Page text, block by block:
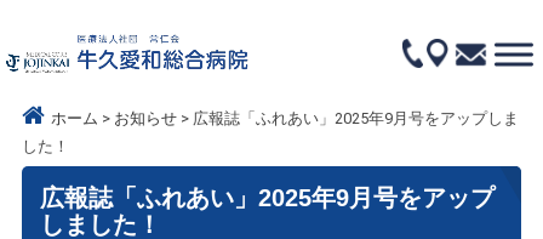
ホーム お知らせ
広報誌「ふれあい」2025年9月号をアップしま
した！
広報誌「ふれあい」2025年9月号をアップ
しました！